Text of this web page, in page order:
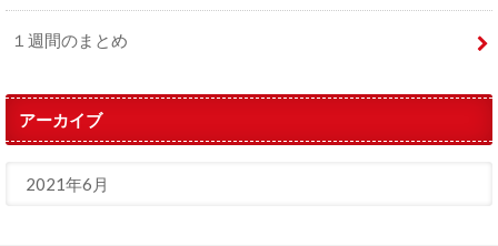
１週間のまとめ
アーカイブ